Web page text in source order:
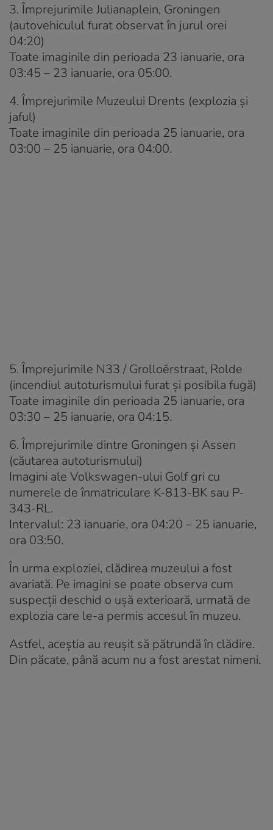
3. Împrejurimile Julianaplein, Groningen
(autovehiculul furat observat în jurul orei
04:20)
Toate imaginile din perioada 23 ianuarie, ora
03:45 – 23 ianuarie, ora 05:00.
4. Împrejurimile Muzeului Drents (explozia și
jaful)
Toate imaginile din perioada 25 ianuarie, ora
03:00 – 25 ianuarie, ora 04:00.
5. Împrejurimile N33 / Grolloërstraat, Rolde
(incendiul autoturismului furat și posibila fugă)
Toate imaginile din perioada 25 ianuarie, ora
03:30 – 25 ianuarie, ora 04:15.
6. Împrejurimile dintre Groningen și Assen
(căutarea autoturismului)
Imagini ale Volkswagen-ului Golf gri cu
numerele de înmatriculare K-813-BK sau P-
343-RL.
Intervalul: 23 ianuarie, ora 04:20 – 25 ianuarie,
ora 03:50.
În urma exploziei, clădirea muzeului a fost
avariată. Pe imagini se poate observa cum
suspecții deschid o ușă exterioară, urmată de
explozia care le-a permis accesul în muzeu.
Astfel, aceștia au reușit să pătrundă în clădire.
Din păcate, până acum nu a fost arestat nimeni.